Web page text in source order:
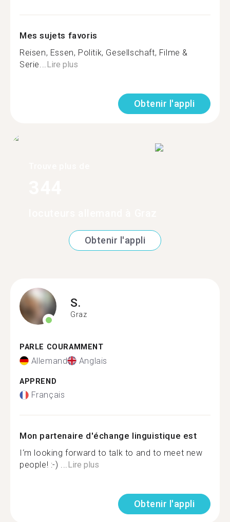
Mes sujets favoris
Reisen, Essen, Politik, Gesellschaft, Filme &
Serie... Lire plus
Obtenir l'appli
Obtenir l'appli
S.
Graz
PARLE COURAMMENT
Allemand Anglais
APPREND
Français
Mon partenaire d'échange linguistique est
I‘m looking forward to talk to and to meet new
people! :-) ...Lire plus
Obtenir l'appli